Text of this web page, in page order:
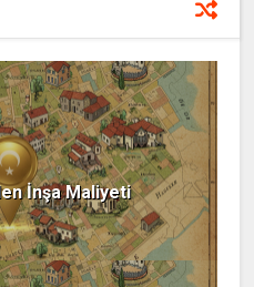
İnşa Maliyeti